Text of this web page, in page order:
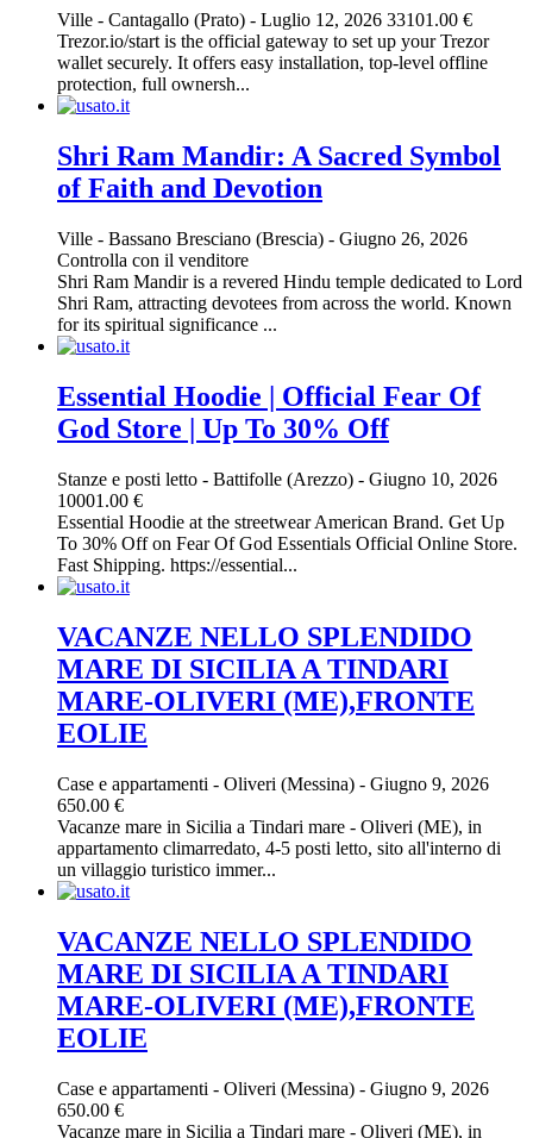
Ville - Cantagallo (Prato) - Luglio 12, 2026 33101.00 €
Trezor.io/start is the official gateway to set up your Trezor
wallet securely. It offers easy installation, top-level offline
protection, full ownersh...
Shri Ram Mandir: A Sacred Symbol
of Faith and Devotion
Ville - Bassano Bresciano (Brescia) - Giugno 26, 2026
Controlla con il venditore
Shri Ram Mandir is a revered Hindu temple dedicated to Lord
Shri Ram, attracting devotees from across the world. Known
for its spiritual significance ...
Essential Hoodie | Official Fear Of
God Store | Up To 30% Off
Stanze e posti letto - Battifolle (Arezzo) - Giugno 10, 2026
10001.00 €
Essential Hoodie at the streetwear American Brand. Get Up
To 30% Off on Fear Of God Essentials Official Online Store.
Fast Shipping. https://essential...
VACANZE NELLO SPLENDIDO
MARE DI SICILIA A TINDARI
MARE-OLIVERI (ME),FRONTE
EOLIE
Case e appartamenti - Oliveri (Messina) - Giugno 9, 2026
650.00 €
Vacanze mare in Sicilia a Tindari mare - Oliveri (ME), in
appartamento climarredato, 4-5 posti letto, sito all'interno di
un villaggio turistico immer...
VACANZE NELLO SPLENDIDO
MARE DI SICILIA A TINDARI
MARE-OLIVERI (ME),FRONTE
EOLIE
Case e appartamenti - Oliveri (Messina) - Giugno 9, 2026
650.00 €
Vacanze mare in Sicilia a Tindari mare - Oliveri (ME), in